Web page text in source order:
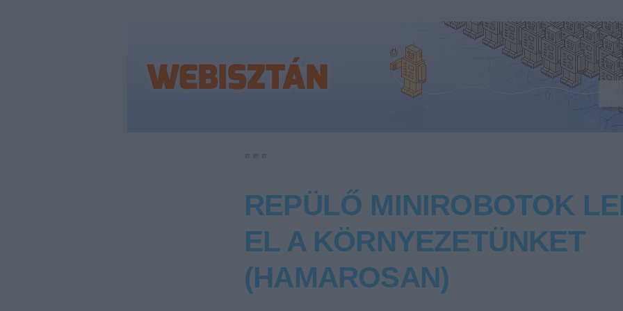
REPÜLŐ MINIROBOTOK
EL A KÖRNYEZETÜNKET
(HAMAROSAN)